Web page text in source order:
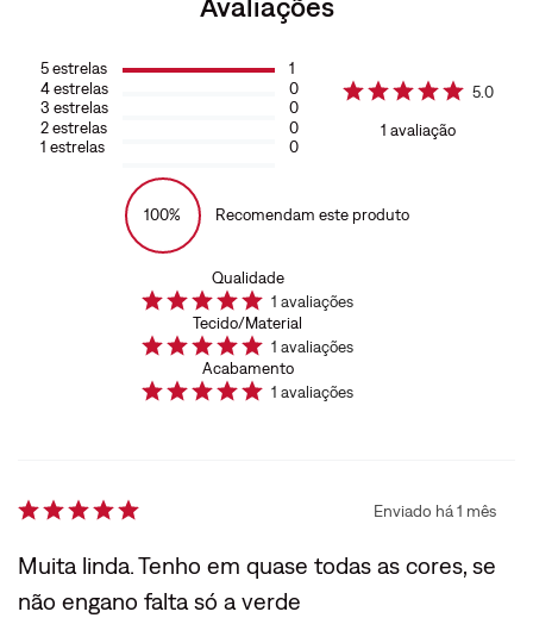
5estrelas
4estrelas
3 estrelas
2estrelas
1 estrelas
1
0
0
0
0
5.0
1 avaliação
100% Recomendam este produto
Qualidade
1 avaliações
Tecido/Material
1 avaliações
Acabamento
1 avaliações
Enviado há1 mês
Muita linda. Tenho em quase todas as cores, se
não engano falta só a verde